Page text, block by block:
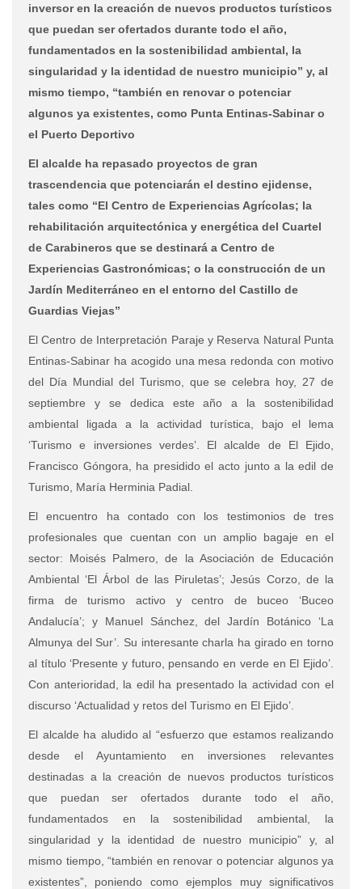
inversor en la creación de nuevos productos turísticos
que puedan ser ofertados durante todo el año,
fundamentados en la sostenibilidad ambiental, la
singularidad y la identidad de nuestro municipio” y, al
mismo tiempo, “también en renovar o potenciar
algunos ya existentes, como Punta Entinas-Sabinar o
el Puerto Deportivo
El alcalde ha repasado proyectos de gran
trascendencia que potenciarán el destino ejidense,
tales como “El Centro de Experiencias Agrícolas; la
rehabilitación arquitectónica y energética del Cuartel
de Carabineros que se destinará a Centro de
Experiencias Gastronómicas; o la construcción de un
Jardín Mediterráneo en el entorno del Castillo de
Guardias Viejas”
El Centro de Interpretación Paraje y Reserva Natural Punta
Entinas-Sabinar ha acogido una mesa redonda con motivo
del Día Mundial del Turismo, que se celebra hoy, 27 de
septiembre y se dedica este año a la sostenibilidad
ambiental ligada a la actividad turística, bajo el lema
‘Turismo e inversiones verdes’. El alcalde de El Ejido,
Francisco Góngora, ha presidido el acto junto a la edil de
Turismo, María Herminia Padial.
El encuentro ha contado con los testimonios de tres
profesionales que cuentan con un amplio bagaje en el
sector: Moisés Palmero, de la Asociación de Educación
Ambiental ‘El Árbol de las Piruletas’; Jesús Corzo, de la
firma de turismo activo y centro de buceo ‘Buceo
Andalucía’; y Manuel Sánchez, del Jardín Botánico ‘La
Almunya del Sur’. Su interesante charla ha girado en torno
al título ‘Presente y futuro, pensando en verde en El Ejido’.
Con anterioridad, la edil ha presentado la actividad con el
discurso ‘Actualidad y retos del Turismo en El Ejido’.
El alcalde ha aludido al “esfuerzo que estamos realizando
desde el Ayuntamiento en inversiones relevantes
destinadas a la creación de nuevos productos turísticos
que puedan ser ofertados durante todo el año,
fundamentados en la sostenibilidad ambiental, la
singularidad y la identidad de nuestro municipio” y, al
mismo tiempo, “también en renovar o potenciar algunos ya
existentes”, poniendo como ejemplos muy significativos